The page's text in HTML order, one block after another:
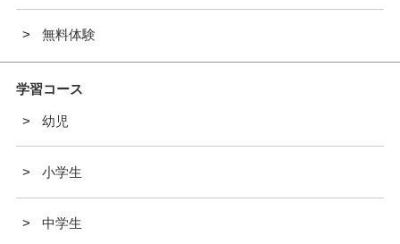
無料体験
学習コース
幼児
小学生
中学生